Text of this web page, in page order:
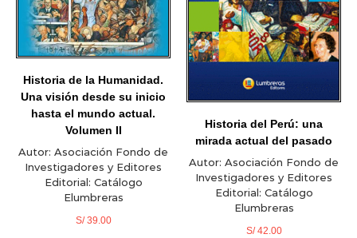
Historia de la Humanidad.
Una visión desde su inicio
hasta el mundo actual.
Volumen II
Autor: Asociación Fondo de
Investigadores y Editores
Editorial: Catálogo
Elumbreras
S/39.00
Historia del Perú: una
mirada actual del pasado
Autor: Asociación Fondo de
Investigadores y Editores
Editorial: Catálogo
Elumbreras
S/42.00